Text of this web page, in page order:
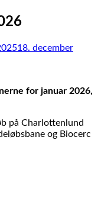
18. december
for januar 2026,
på Charlottenlund
og Biocerc